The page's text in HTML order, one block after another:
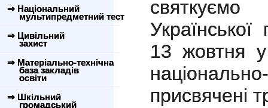
⇒ Національний
мультипредметний тест
⇒ Цивільний
захист
⇒ Матеріально-технічна
база закладів
освіти
⇒ Шкільний
громадський
святкуємо
Української
13 жовтня
присвячені